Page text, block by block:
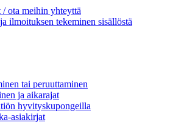
ota meihin yhteyttä
ilmoituksen tekeminen sisällöstä
tai peruuttaminen
ja aikarajat
hyvityskupongeilla
asiakirjat